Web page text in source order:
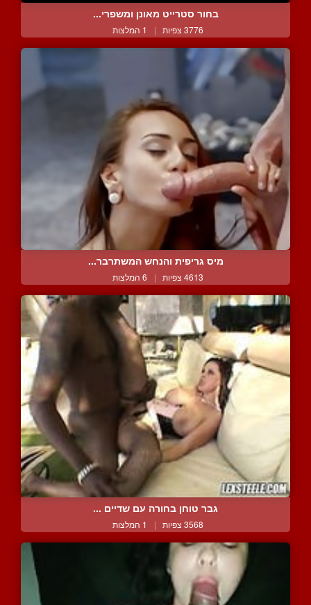
בחור סטרייט מאונן ומשפרי...
3776 צפיות | 1 המלצות
מיס גריפית והנחש המשתרבר...
4613 צפיות | 6 המלצות
גבר טוחן בחורה עם שדיים ...
3568 צפיות | 1 המלצות